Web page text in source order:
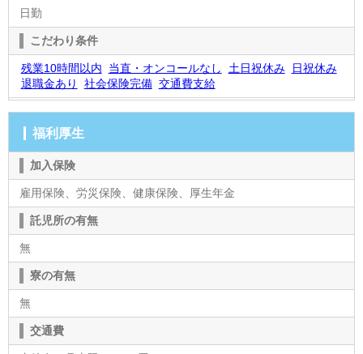
日勤
こだわり条件
残業10時間以内 当直・オンコールなし 土日祝休み
日祝休み
退職金あり
社会保険完備 交通費支給
福利厚生
加入保険
雇用保険、労災保険、健康保険、厚生年金
託児所の有無
無
寮の有無
無
交通費